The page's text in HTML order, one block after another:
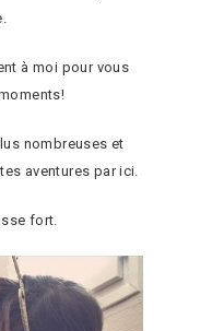
à moi pour vous
nombreuses et
aventures par ici.
fort.